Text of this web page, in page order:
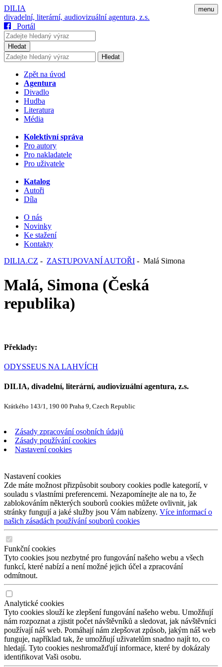
menu
DILIA
divadelní, literární, audiovizuální agentura, z.s.
Portál
Hledat
Hledat
Zpět na úvod
Agentura
Divadlo
Hudba
Literatura
Média
Kolektivní správa
Pro autory
Pro nakladatele
Pro uživatele
Katalog
Autoři
Díla
O nás
Novinky
Ke stažení
Kontakty
DILIA.CZ - ZASTUPOVANÍ AUTOŘI - Malá Simona
Malá, Simona (Česká
republika)
Překlady:
ODYSSEUS NA LAHVÍCH
DILIA, divadelní, literární, audiovizuální agentura, z.s.
Krátkého 143/1, 190 00 Praha 9, Czech Republic
Zásady zpracování osobních údajů
Zásady používání cookies
Nastavení cookies
Nastavení cookies
Zde máte možnost přizpůsobit soubory cookies podle kategorií, v
souladu s vlastními preferencemi. Nezapomínejte ale na to, že
zablokováním některých souborů cookies můžete ovlivnit, jak
stránky fungují a jaké služby jsou Vám nabízeny. Více informací o
našich zásadách používání souborů cookies
Funkční cookies
Tyto cookies jsou nezbytné pro fungování našeho webu a všech
funkcí, které nabízí a není možné jejich účel a zpracování
odmítnout.
Analytické cookies
Tyto cookies slouží ke zlepšení fungování našeho webu. Umožňují
nám rozpoznat a zjistit počet návštěvníků a sledovat, jak návštěvníci
používají náš web. Pomáhají nám zlepšovat způsob, jakým náš web
funguje, například tak, že umožňují uživatelům snadno najít to, co
hledají. Tyto cookies neshromažďují informace, které by dokázaly
identifikovat Vaši osobu.